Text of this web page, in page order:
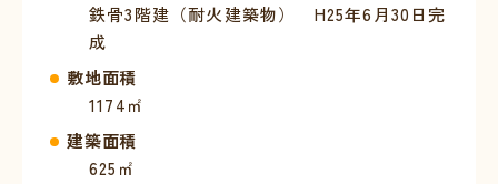
鉄骨3階建（耐火建築物） H25年6月30日完
成
敷地面積
1174㎡
建築面積
625㎡